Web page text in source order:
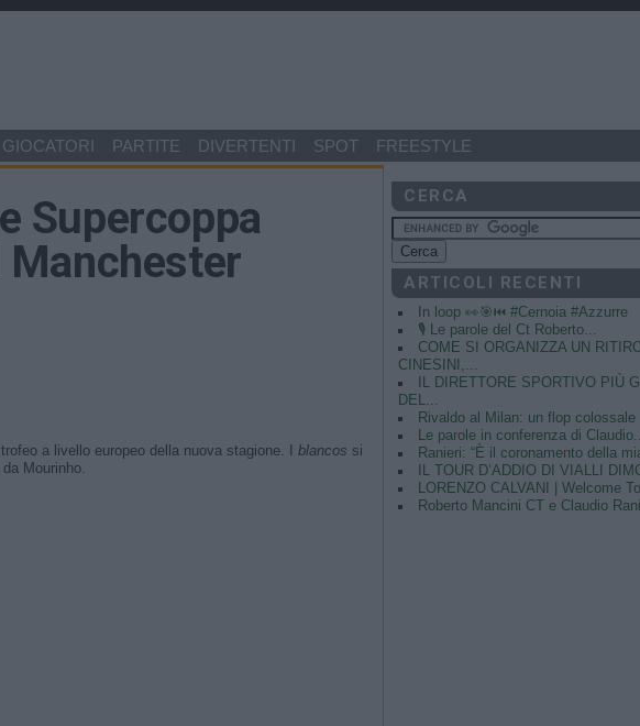
GIOCATORI PARTITE DIVERTENTI SPOT FREESTYLE
Supercoppa
a livello europeo della nuova stagione. I blancos si
Mourinho.
CERCA
ARTICOLI RECENTI
In loop 👀🎯⏮️ #Cernoia #Azzurre
🎙️ Le parole del Ct Roberto...
COME SI ORGANIZZA UN
CINESINI,...
IL DIRETTORE SPORTIVO PIÙ
DEL...
Rivaldo al Milan: un flop colossale
Le parole in conferenza di Claudio...
Ranieri: “È il coronamento della
IL TOUR D’ADDIO DI VIALLI
LORENZO CALVANI | Welcome To
Roberto Mancini CT e Claudio